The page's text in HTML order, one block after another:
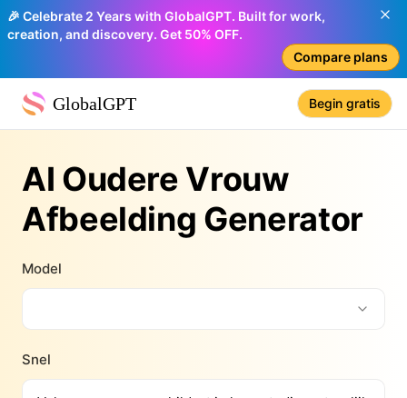
🎉 Celebrate 2 Years with GlobalGPT. Built for work,
creation, and discovery. Get 50% OFF.
Compare plans
GlobalGPT Begin gratis
AI Oudere Vrouw
Afbeelding Generator
Model
Snel